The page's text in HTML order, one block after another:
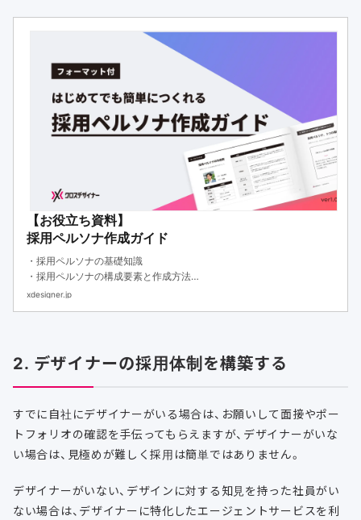
【お役立ち資料】
採用ペルソナ作成ガイド
・採用ペルソナの基礎知識
・採用ペルソナの構成要素と作成方法
・作成フォーマットと採用方法
xdesigner.jp
2. デザイナーの採用体制を構築する
すでに自社にデザイナーがいる場合は、お願いして面接やポー
トフォリオの確認を手伝ってもらえますが、デザイナーがいな
い場合は、見極めが難しく採用は簡単ではありません。
デザイナーがいない、デザインに対する知見を持った社員がい
ない場合は、デザイナーに特化したエージェントサービスを利